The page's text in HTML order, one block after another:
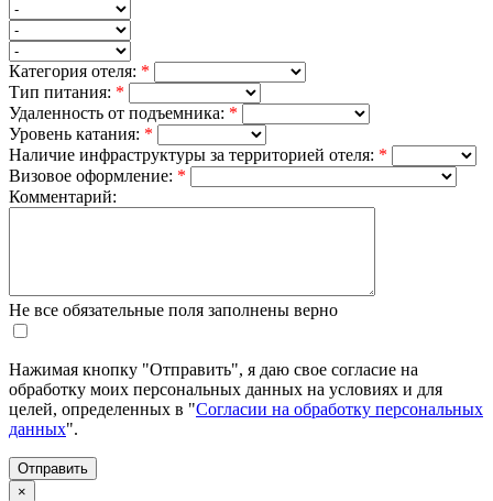
Категория отеля: *
Тип питания: *
Удаленность от подъемника: *
Уровень катания: *
Наличие инфраструктуры за территорией отеля: *
Визовое оформление: *
Комментарий:
Не все обязательные поля заполнены верно
Нажимая кнопку "Отправить", я даю свое согласие на
обработку моих персональных данных на условиях и для
целей, определенных в "Согласии на обработку персональных
данных".
×